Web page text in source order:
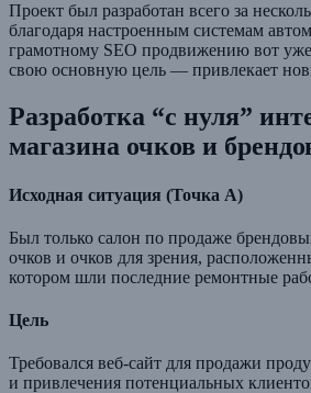
Проект был разработан всего за
благодаря настроенным системам
грамотному SEO продвижению вот
свою основную цель — привлекает
Разработка “с нуля”
магазина очков и
Исходная ситуация (Точка А)
Был только салон по продаже
очков и очков для зрения,
котором шли последние ремонтные
Цель
Требовался веб-сайт для продажи
и привлечения потенциальных